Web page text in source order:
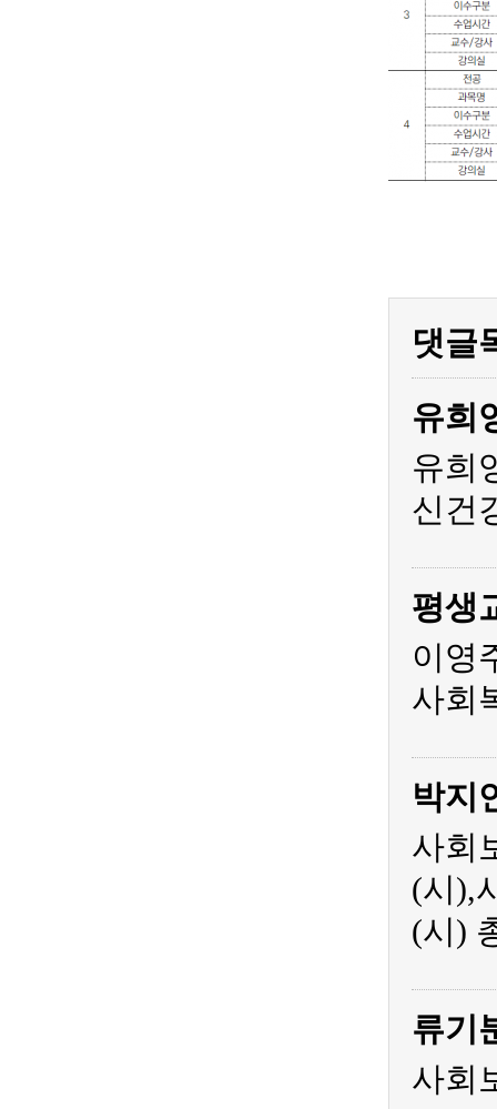
댓글
유희
유희
신건
평생
이영
사회
박지
사회
(시),
(시)
류기
사회